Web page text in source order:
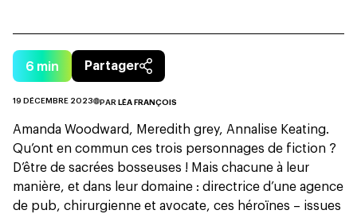
6 min Partager
19 DÉCEMBRE 2023 PAR LÉA FRANÇOIS
Amanda Woodward, Meredith grey, Annalise Keating.
Qu’ont en commun ces trois personnages de fiction ?
D’être de sacrées bosseuses ! Mais chacune à leur
manière, et dans leur domaine : directrice d’une agence
de pub, chirurgienne et avocate, ces héroïnes – issues